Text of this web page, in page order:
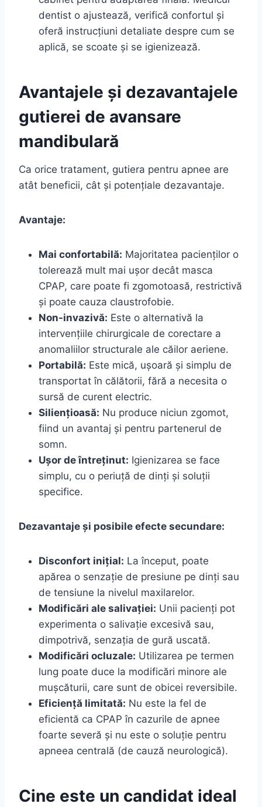
dentist o ajustează, verifică confortul și
oferă instrucțiuni detaliate despre cum se
aplică, se scoate și se igienizează.
Avantajele și dezavantajele
gutierei de avansare
mandibulară
Ca orice tratament, gutiera pentru apnee are
atât beneficii, cât și potențiale dezavantaje.
Avantaje:
Mai confortabilă: Majoritatea pacienților o
tolerează mult mai ușor decât masca
CPAP, care poate fi zgomotoasă, restrictivă
și poate cauza claustrofobie.
Non-invazivă: Este o alternativă la
intervențiile chirurgicale de corectare a
anomaliilor structurale ale căilor aeriene.
Portabilă: Este mică, ușoară și simplu de
transportat în călătorii, fără a necesita o
sursă de curent electric.
Siliențioasă: Nu produce niciun zgomot,
fiind un avantaj și pentru partenerul de
somn.
Ușor de întreținut: Igienizarea se face
simplu, cu o periuță de dinți și soluții
specifice.
Dezavantaje și posibile efecte secundare:
Disconfort inițial: La început, poate
apărea o senzație de presiune pe dinți sau
de tensiune la nivelul maxilarelor.
Modificări ale salivației: Unii pacienți pot
experimenta o salivație excesivă sau,
dimpotrivă, senzația de gură uscată.
Modificări ocluzale: Utilizarea pe termen
lung poate duce la modificări minore ale
mușcăturii, care sunt de obicei reversibile.
Eficiență limitată: Nu este la fel de
eficientă ca CPAP în cazurile de apnee
foarte severă și nu este o soluție pentru
apneea centrală (de cauză neurologică).
Cine este un candidat ideal